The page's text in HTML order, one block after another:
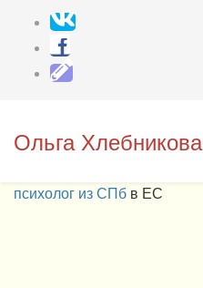
Ольга Хлебникова
психолог из СПб в ЕС